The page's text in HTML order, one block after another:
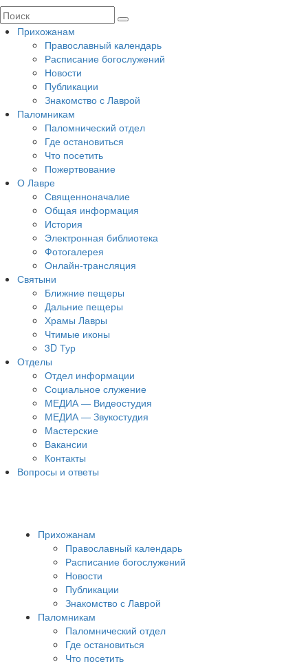
Прихожанам
Православный календарь
Расписание богослужений
Новости
Публикации
Знакомство с Лаврой
Паломникам
Паломнический отдел
Где остановиться
Что посетить
Пожертвование
О Лавре
Священноначалие
Общая информация
История
Электронная библиотека
Фотогалерея
Онлайн-трансляция
Святыни
Ближние пещеры
Дальние пещеры
Храмы Лавры
Чтимые иконы
3D Тур
Отделы
Отдел информации
Социальное служение
МЕДИА — Видеостудия
МЕДИА — Звукостудия
Мастерские
Вакансии
Контакты
Вопросы и ответы
Прихожанам
Православный календарь
Расписание богослужений
Новости
Публикации
Знакомство с Лаврой
Паломникам
Паломнический отдел
Где остановиться
Что посетить